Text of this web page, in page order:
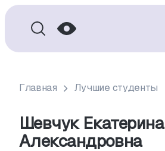
Главная Лучшие студенты
Шевчук Екатерина
Александровна